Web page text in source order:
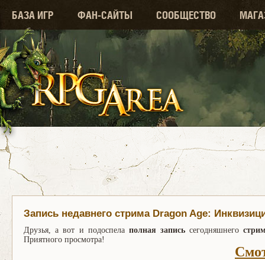
БАЗА ИГР ФАН-САЙТЫ СООБЩЕСТВО
Запись недавнего стрима Dragon Age:
Друзья, а вот и подоспела полная запись сегодняшнего
Приятного просмотра!